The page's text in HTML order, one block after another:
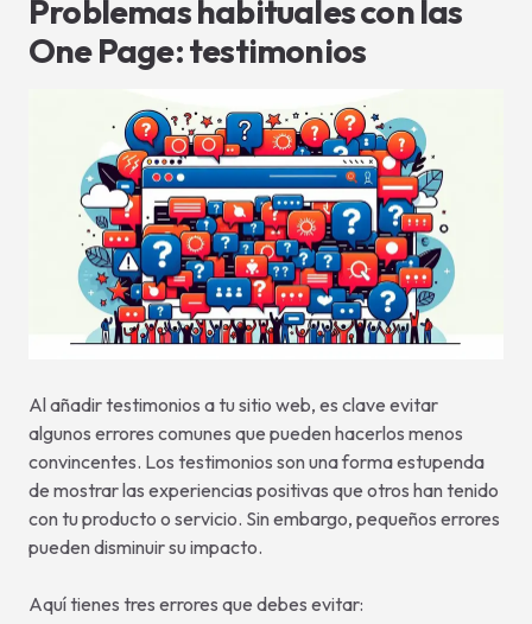
Problemas habituales con las
One Page: testimonios
Al añadir testimonios a tu sitio web, es clave evitar
algunos errores comunes que pueden hacerlos menos
convincentes. Los testimonios son una forma estupenda
de mostrar las experiencias positivas que otros han tenido
con tu producto o servicio. Sin embargo, pequeños errores
pueden disminuir su impacto.
Aquí tienes tres errores que debes evitar: